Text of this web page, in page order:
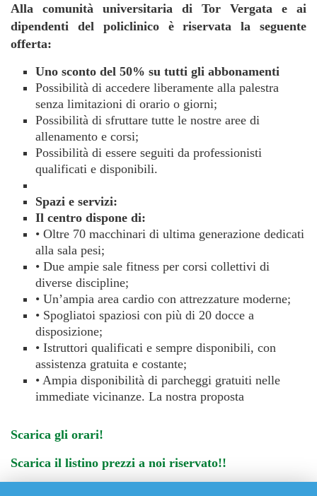
Alla comunità universitaria di Tor Vergata e ai
dipendenti del policlinico è riservata la seguente
offerta:
Uno sconto del 50% su tutti gli abbonamenti
Possibilità di accedere liberamente alla palestra
senza limitazioni di orario o giorni;
Possibilità di sfruttare tutte le nostre aree di
allenamento e corsi;
Possibilità di essere seguiti da professionisti
qualificati e disponibili.
Spazi e servizi:
Il centro dispone di:
• Oltre 70 macchinari di ultima generazione dedicati
alla sala pesi;
• Due ampie sale fitness per corsi collettivi di
diverse discipline;
• Un’ampia area cardio con attrezzature moderne;
• Spogliatoi spaziosi con più di 20 docce a
disposizione;
• Istruttori qualificati e sempre disponibili, con
assistenza gratuita e costante;
• Ampia disponibilità di parcheggi gratuiti nelle
immediate vicinanze. La nostra proposta
Scarica gli orari!
Scarica il listino prezzi a noi riservato!!